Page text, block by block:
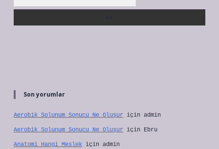
Son yorumlar
Aerobik Solunum Sonucu Ne Oluşur için admin
Aerobik Solunum Sonucu Ne Oluşur için Ebru
Anatomi Hangi Meslek için admin